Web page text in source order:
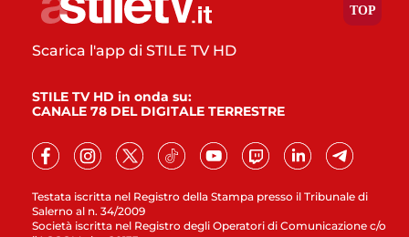
Testata iscritta nel Registro della Stampa presso il Tribunale di
Salerno al n. 34/2009
Società iscritta nel Registro degli Operatori di Comunicazione c/o
Scarica l'app di STILE TV HD
STILE TV HD in onda su:
CANALE 78 DEL DIGITALE TERRESTRE